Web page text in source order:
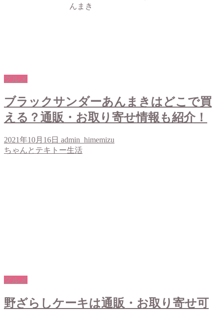
グルメ
ブラックサンダーあんまきはどこで買
える？通販・お取り寄せ情報も紹介！
2021年10月16日 admin_himemizu
ちゃんとテキトー生活
グルメ
野ざらしケーキは通販・お取り寄せ可